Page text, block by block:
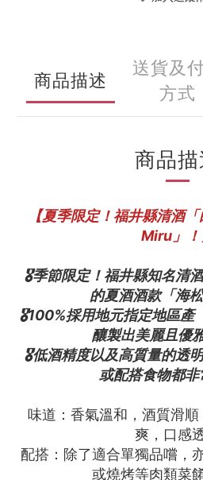
商品描述
送貨及
方式
商品描
【夏季限定！福井縣清酒
Miru」！
🎖️季節限定！福井縣知名清
的夏酒酒款「海
🎖️100%採用地元指定地區產
釀製出美麗且優
🎖️低酒精度以及高質量的透
或配搭食物都非
味道：香氣溫和，酒質滑
爽，口感
配搭：除了適合單獨品嚐，
或燒烤等肉類菜